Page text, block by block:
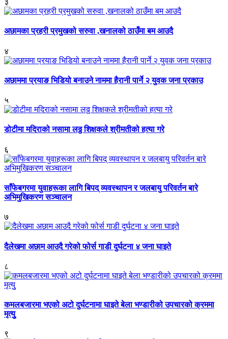
३
अछामका प्रहरी प्रमुखको सरुवा ,खनालको ठाउँमा बम आउदै
४
अछाममा प्रयाङ भिडियो बनाउने नाममा हैरानी पार्ने २ युवक जना प्रकाउ
५
डोटीमा मदिराको नसामा लठ्ठ शिक्षकले श्रीमतीको हत्या गरे
६
साँफेबगरमा युवाहरूका लागि बिपद् व्यवस्थापन र जलबायु परिवर्तन बारे
अभिमुखिकरण सञ्चालन
७
दैलेखमा अछाम आउदै गरेको फोर्स गाडी दुर्घटना ४ जना घाइते
८
कमलबजारमा भएको अटो दुर्घटनामा घाइते बेला भण्डारीको उपचारको क्रममा
मृत्युु
९